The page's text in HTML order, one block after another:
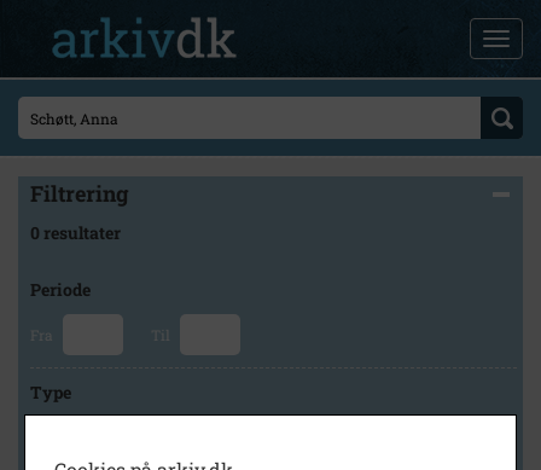
Filtrering
0 resultater
Periode
Fra Til
Type